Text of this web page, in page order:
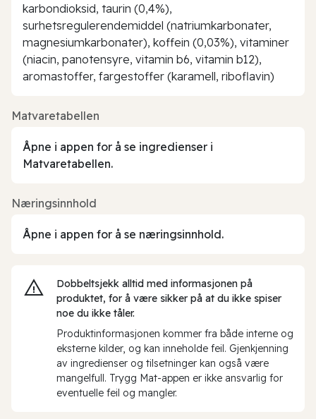
karbondioksid, taurin (0,4%),
surhetsregulerendemiddel (natriumkarbonater,
magnesiumkarbonater), koffein (0,03%), vitaminer
(niacin, panotensyre, vitamin b6, vitamin b12),
aromastoffer, fargestoffer (karamell, riboflavin)
Matvaretabellen
Åpne i appen for å se ingredienser i
Matvaretabellen.
Næringsinnhold
Åpne i appen for å se næringsinnhold.
Dobbeltsjekk alltid med informasjonen på
produktet, for å være sikker på at du ikke spiser
noe du ikke tåler.
Produktinformasjonen kommer fra både interne og
eksterne kilder, og kan inneholde feil. Gjenkjenning
av ingredienser og tilsetninger kan også være
mangelfull. Trygg Mat-appen er ikke ansvarlig for
eventuelle feil og mangler.